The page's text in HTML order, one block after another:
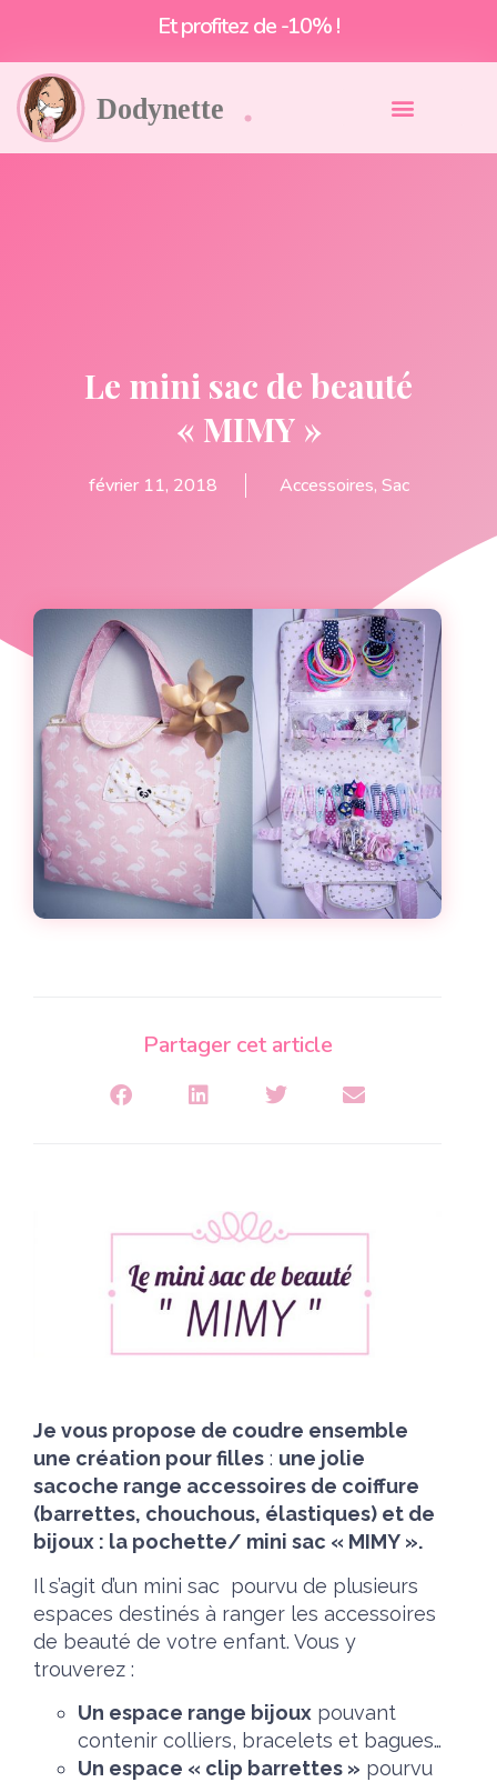
Livraison offerte à partir de 55€*
Le mini sac de beauté
« MIMY »
février 11, 2018 Accessoires, Sac
Partager cet article
Je vous propose de coudre ensemble
une création pour filles : une jolie
sacoche range accessoires de coiffure
(barrettes, chouchous, élastiques) et de
bijoux : la pochette/ mini sac « MIMY ».
Il s’agit d’un mini sac pourvu de plusieurs
espaces destinés à ranger les accessoires
de beauté de votre enfant. Vous y
trouverez :
Un espace range bijoux pouvant
contenir colliers, bracelets et bagues…
Un espace « clip barrettes » pourvu